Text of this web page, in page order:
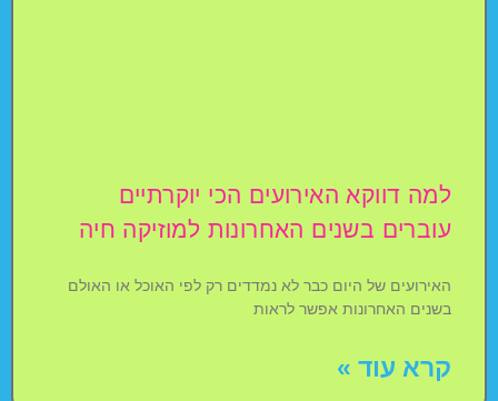
למה דווקא האירועים הכי יוקרתיים
עוברים בשנים האחרונות למוזיקה חיה
האירועים של היום כבר לא נמדדים רק לפי האוכל או האולם
בשנים האחרונות אפשר לראות
קרא עוד »